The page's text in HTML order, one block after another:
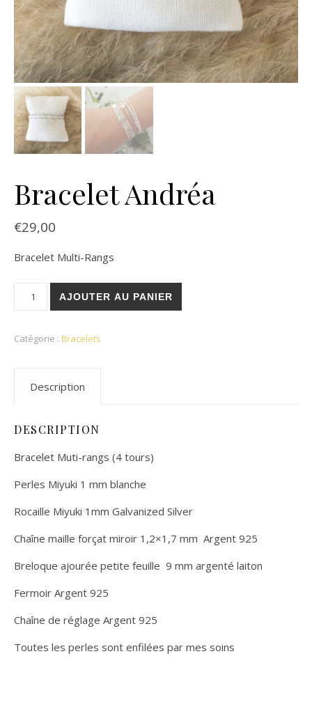
Bracelet Andréa
€29,00
Bracelet Multi-Rangs
quantité de Bracelet Andréa
AJOUTER AU PANIER
Catégorie : Bracelets
Description
DESCRIPTION
Bracelet Muti-rangs (4 tours)
Perles Miyuki 1 mm blanche
Rocaille Miyuki 1mm Galvanized Silver
Chaîne maille forçat miroir 1,2×1,7 mm Argent 925
Breloque ajourée petite feuille 9 mm argenté laiton
Fermoir Argent 925
Chaîne de réglage Argent 925
Toutes les perles sont enfilées par mes soins